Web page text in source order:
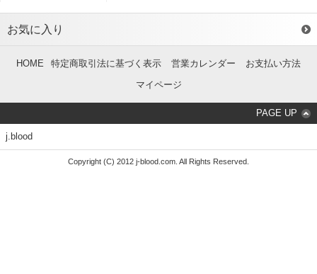
お気に入り
HOME 特定商取引法に基づく表示 営業カレンダー
お支払い方法
マイページ
PAGE UP
j.blood
Copyright (C) 2012 j-blood.com. All Rights Reserved.